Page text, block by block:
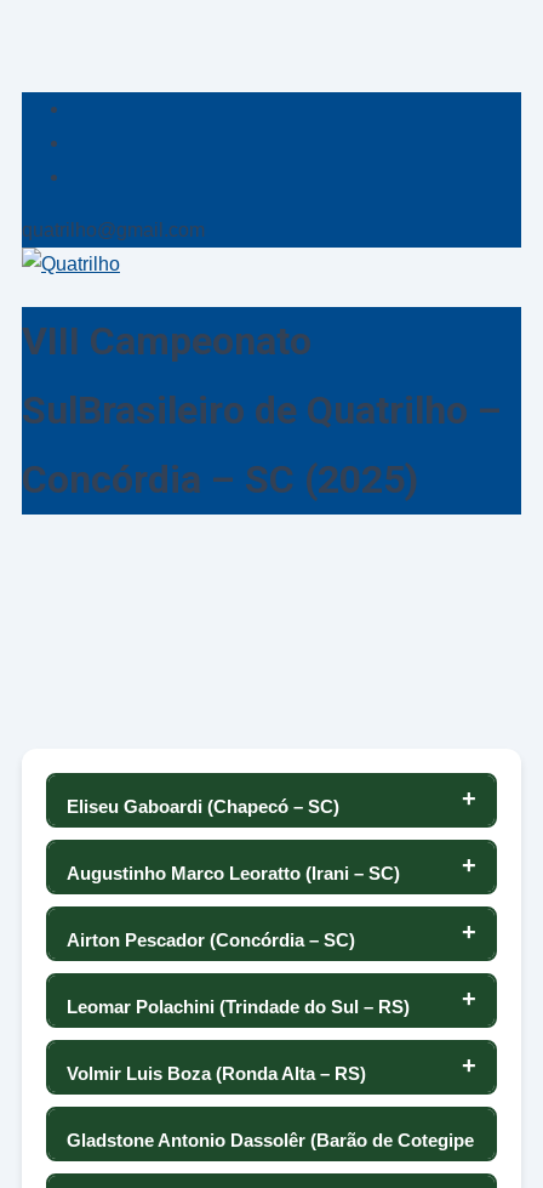
quatrilho@gmail.com
VIII Campeonato
SulBrasileiro de Quatrilho –
Concórdia – SC (2025)
Eliseu Gaboardi (Chapecó – SC)
253
81
-6
1
Augustinho Marco Leoratto (Irani – SC)
37
194
106
378
Airton Pescador (Concórdia – SC)
59
-31
194
Leomar Polachini (Trindade do Sul – RS)
108
35
Volmir Luis Boza (Ronda Alta – RS)
122
Gladstone Antonio Dassolêr (Barão de Cotegipe
– RS)